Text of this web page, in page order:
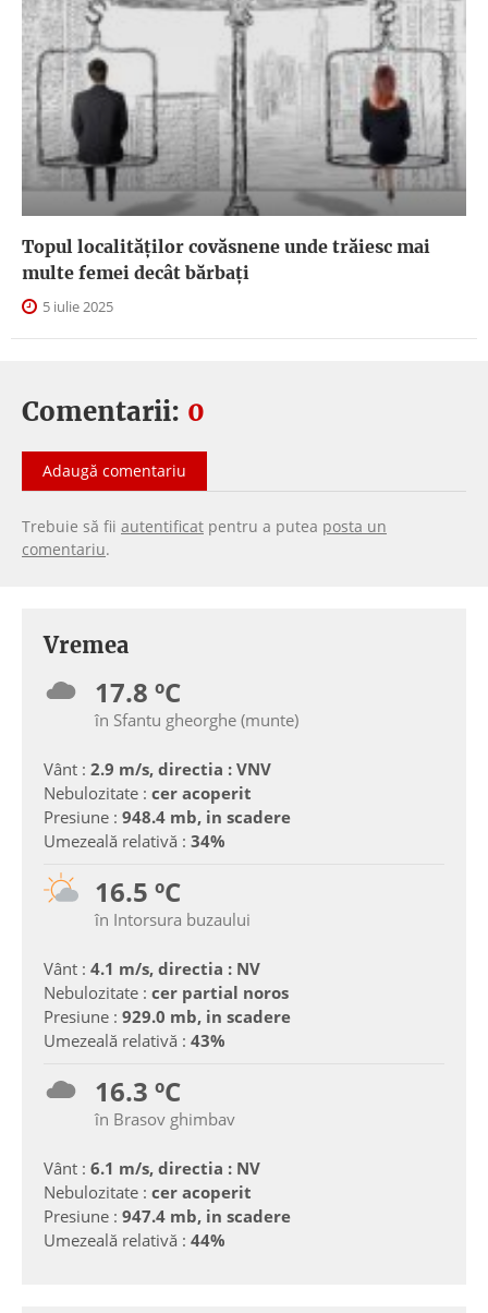
Topul localităților covăsnene unde trăiesc mai
multe femei decât bărbați
5 iulie 2025
Comentarii: 0
Adaugă comentariu
Trebuie să fii autentificat pentru a putea posta un
comentariu.
Vremea
17.8 ºC
în Sfantu gheorghe (munte)
Vânt : 2.9 m/s, directia : VNV
Nebulozitate : cer acoperit
Presiune : 948.4 mb, in scadere
Umezeală relativă : 34%
16.5 ºC
în Intorsura buzaului
Vânt : 4.1 m/s, directia : NV
Nebulozitate : cer partial noros
Presiune : 929.0 mb, in scadere
Umezeală relativă : 43%
16.3 ºC
în Brasov ghimbav
Vânt : 6.1 m/s, directia : NV
Nebulozitate : cer acoperit
Presiune : 947.4 mb, in scadere
Umezeală relativă : 44%